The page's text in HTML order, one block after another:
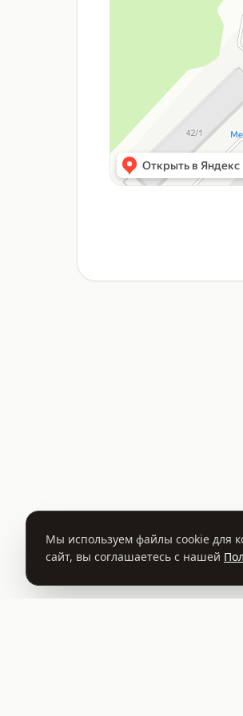
Мы используем файлы cookie для
сайт, вы соглашаетесь с нашей